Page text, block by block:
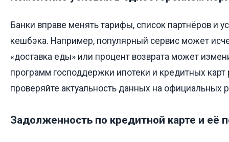
Банки вправе менять тарифы, список партнёров и
кешбэка. Например, популярный сервис может
«доставка еды» или процент возврата может
программ господдержки ипотеки и кредитных
проверяйте актуальность данных на официальных
Задолженность по кредитной карте и её